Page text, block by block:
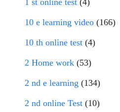
1 st online test (4)
10 e learning video (166)
10 th online test (4)
2 Home work (53)
2 nd e learning (134)
2 nd online Test (10)